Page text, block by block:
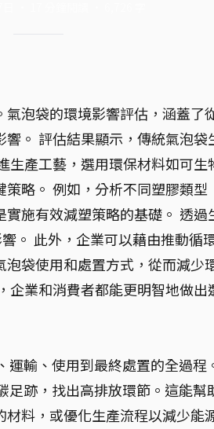
泡袋的環境影響評估，涵蓋了
。 評估結果顯示，傳統氣泡袋
生產工藝，選用環保材料如可生
略。 例如，分析不同塑膠類型
實施有效減塑策略的基礎。 透過
。 此外，企業可以藉由推動循
袋使用和處置方式，從而減少
企業和消費者都能更明智地做出
運輸、使用到最終處置的全過程
足跡，找出高排放環節。這能幫
料，或優化生產流程以減少能